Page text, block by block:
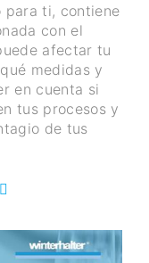
para ti, contiene
con el
afectar tu
medidas y
en cuenta si
tus procesos y
de tus